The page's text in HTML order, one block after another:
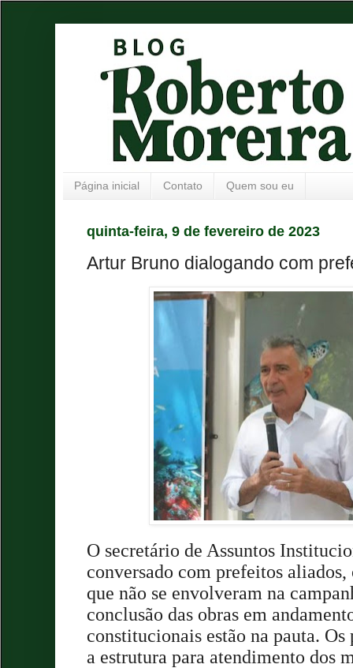
Página inicial Contato Quem sou eu
quinta-feira, 9 de fevereiro de 2023
Artur Bruno dialogando com
O secretário de Assuntos
conversado com prefeitos aliados,
que não se envolveram na
conclusão das obras em
constitucionais estão na pauta.
a estrutura para atendimento dos